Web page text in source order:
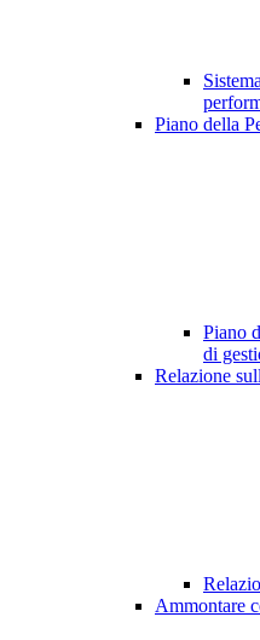
Piano della
Piano
di
Relazione
Ammontare